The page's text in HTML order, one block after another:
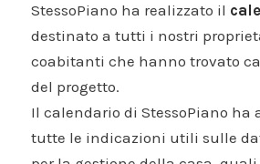
StessoPiano ha realizzato il
destinato a tutti i nostri
coabitanti che hanno trovato
del progetto.
Il calendario di StessoPiano ha
tutte le indicazioni utili sulle